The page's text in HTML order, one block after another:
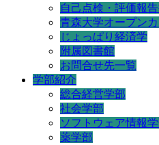
自己点検・評価報
青森大学オープン
じょっぱり経済学
附属図書館
お問合せ先一覧
学部紹介
総合経営学部
社会学部
ソフトウェア情報
薬学部